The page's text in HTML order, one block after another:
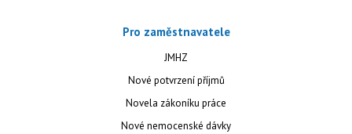
Pro zaměstnavatele
JMHZ
Nové potvrzení příjmů
Novela zákoníku práce
Nové nemocenské dávky